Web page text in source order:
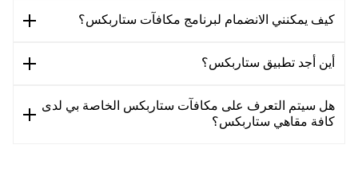
كيف يمكنني الانضمام لبرنامج مكافآت ستاربكس؟
أين أجد تطبيق ستاربكس؟
هل سيتم التعرف على مكافآت ستاربكس الخاصة بي لدى
كافة مقاهي ستاربكس؟